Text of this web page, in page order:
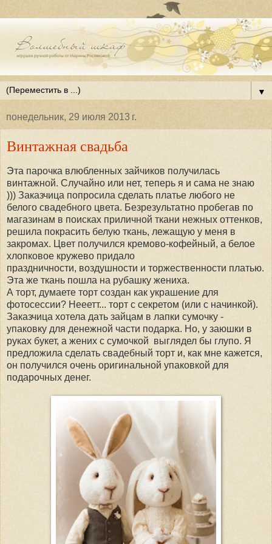
▼
понедельник, 29 июля 2013 г.
Винтажная свадьба
Эта парочка влюбленных зайчиков получилась
винтажной. Случайно или нет, теперь я и сама не знаю
))) Заказчица попросила сделать платье любого не
белого свадебного цвета. Безрезультатно пробегав по
магазинам в поисках приличной ткани нежных оттенков,
решила покрасить белую ткань, лежащую у меня в
закромах. Цвет получился кремово-кофейный, а белое
хлопковое кружево придало
праздничности, воздушности и торжественности платью.
Эта же ткань пошла на рубашку жениха.
А торт, думаете торт создан как украшение для
фотосессии? Нееетт... торт с секретом (или с начинкой).
Заказчица хотела дать зайцам в лапки сумочку -
упаковку для денежной части подарка. Но, у заюшки в
руках букет, а жених с сумочкой выглядел бы глупо. Я
предложила сделать свадебный торт и, как мне кажется,
он получился очень оригинальной упаковкой для
подарочных денег.